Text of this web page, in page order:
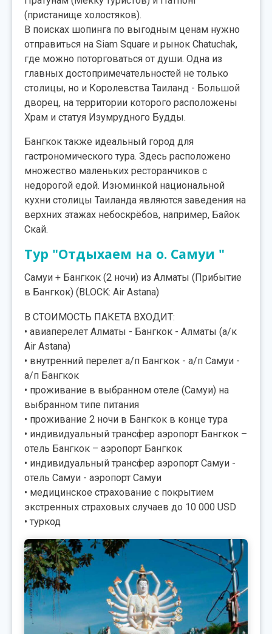
(пристанище холостяков).
В поисках шопинга по выгодным ценам нужно
отправиться на Siam Square и рынок Chatuchak,
где можно поторговаться от души. Одна из
главных достопримечательностей не только
столицы, но и Королевства Таиланд - Большой
дворец, на территории которого расположены
Храм и статуя Изумрудного Будды.
Бангкок также идеальный город для
гастрономического тура. Здесь расположено
множество маленьких ресторанчиков с
недорогой едой. Изюминкой национальной
кухни столицы Таиланда являются заведения на
верхних этажах небоскрёбов, например, Байок
Скай.
Тур "Отдыхаем на о. Самуи "
Самуи + Бангкок (2 ночи) из Алматы (Прибытие
в Бангкок) (BLOCK: Air Astana)
В СТОИМОСТЬ ПАКЕТА ВХОДИТ:
• авиаперелет Алматы - Бангкок - Алматы (а/к
Air Astana)
• внутренний перелет а/п Бангкок - а/п Самуи -
а/п Бангкок
• проживание в выбранном отеле (Самуи) на
выбранном типе питания
• проживание 2 ночи в Бангкок в конце тура
• индивидуальный трансфер аэропорт Бангкок –
отель Бангкок – аэропорт Бангкок
• индивидуальный трансфер аэропорт Самуи -
отель Самуи - аэропорт Самуи
• медицинское страхование с покрытием
экстренных страховых случаев до 10 000 USD
• туркод